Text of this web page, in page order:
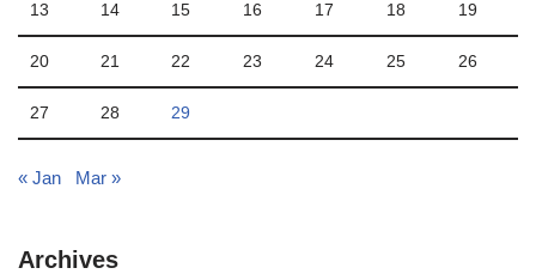
13 14 15 16 17 18 19
20 21 22 23 24 25 26
27 28 29
« Jan Mar »
Archives